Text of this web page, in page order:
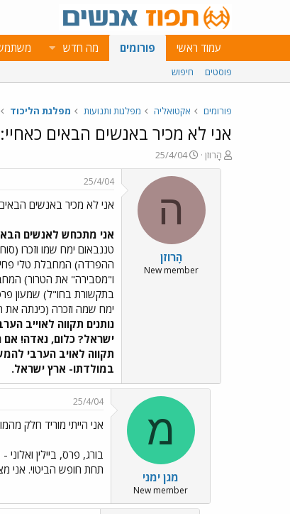
עמוד ראשי פורומים מה חדש
פוסטים חיפוש
פורומים אקטואליה מפלגות ותנועות מפלגת הליכוד
אני לא מכיר באנשים הבאים כאחיי:
פ
ו
הָרוזן
פ
ו
ר
א
י
25/4/04
ה
הָרוזן
New member
25/4/04
אני לא מכיר באנשים
אני מתכחש לאנשים
טננבאום ימח שמו וזכרו
ההפרדה) המחבלת טלי
ו"מסבירה" את הטרור)
בתקשורת בחו"ל) שמעון פרס
ימח שמה וזכרה (כינתה את
נותנים תקווה לאוייב
ישראל? כלום, נאדה! אם
תקווה לאויב הערבי
במולדתו- ארץ ישראל.
מ
מגן ימני
New member
25/4/04
אני הייתי מוריד חלק
בורג, פרס, ביילין
תחת חופש הביטוי. אני